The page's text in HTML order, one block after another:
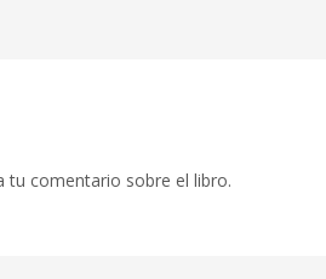
tu comentario sobre el libro.